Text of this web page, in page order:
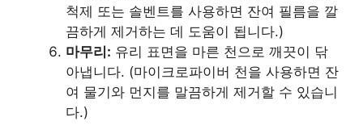
척제 또는 솔벤트를 사용하면 잔여 필름을 깔
끔하게 제거하는 데 도움이 됩니다.)
마무리: 유리 표면을 마른 천으로 깨끗이 닦
아냅니다. (마이크로파이버 천을 사용하면 잔
여 물기와 먼지를 말끔하게 제거할 수 있습니
다.)